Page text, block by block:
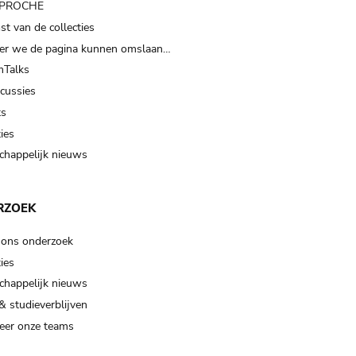
van de collecties
we de pagina kunnen omslaan…
nieuws
onderzoek
nieuws
studieverblijven
onze teams